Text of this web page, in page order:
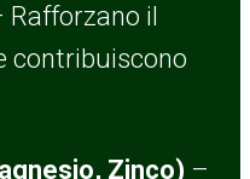
Rafforzano il
contribuiscono
Zinco) –